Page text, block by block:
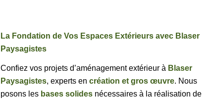
La Fondation de Vos Espaces Extérieurs avec Blaser
Paysagistes
Confiez vos projets d’aménagementextérieur à Blaser
Paysagistes, experts en création et gros œuvre. Nous
posons les bases solides nécessaires à la réalisation de